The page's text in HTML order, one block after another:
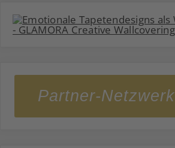
Partner-Netzwerk